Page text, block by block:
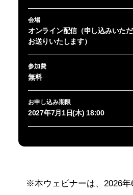
会場
オンライン配信（申し込みいた
お送りいたします）
参加費
無料
お申し込み期限
2027年7月1日(木) 18:00
※本ウェビナーは、2026年